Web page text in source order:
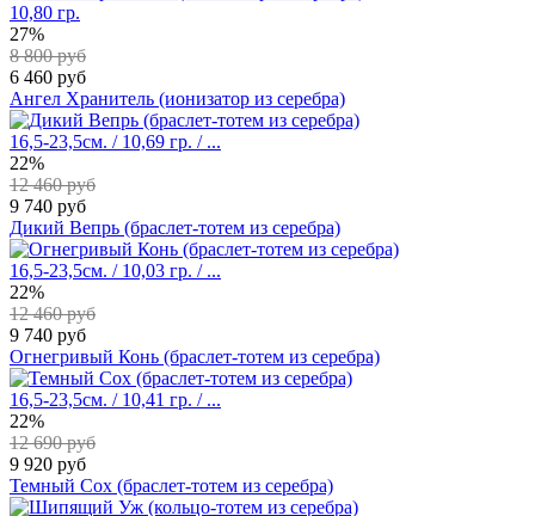
10,80 гр.
27%
8 800 руб
6 460 руб
Ангел Хранитель (ионизатор из серебра)
16,5-23,5см. / 10,69 гр. / ...
22%
12 460 руб
9 740 руб
Дикий Вепрь (браслет-тотем из серебра)
16,5-23,5см. / 10,03 гр. / ...
22%
12 460 руб
9 740 руб
Огнегривый Конь (браслет-тотем из серебра)
16,5-23,5см. / 10,41 гр. / ...
22%
12 690 руб
9 920 руб
Темный Сох (браслет-тотем из серебра)